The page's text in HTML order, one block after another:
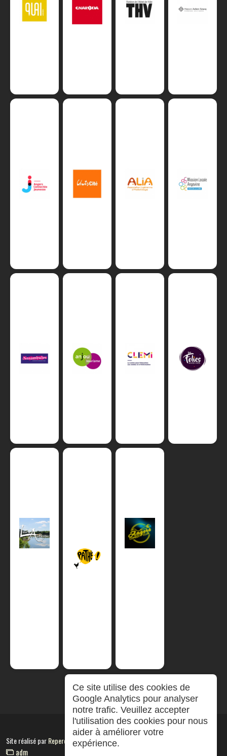
Site réalisé parRepereCom
adm
Ce site utilise des cookies de
Google Analytics pour analyser
notre trafic. Veuillez accepter
l'utilisation des cookies pour nous
aider à améliorer votre
expérience.